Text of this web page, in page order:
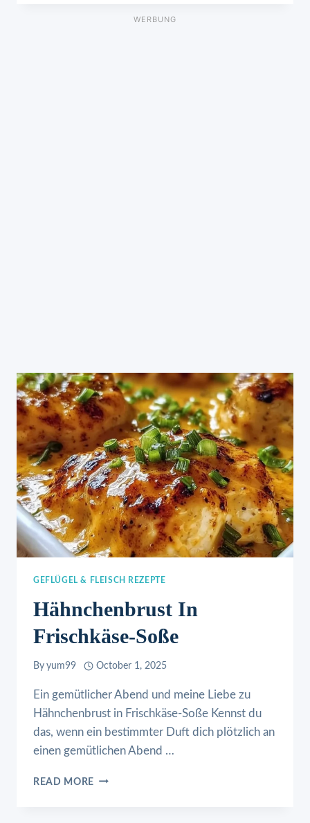
AUFLAUFWERBUNG
GEFLÜGEL & FLEISCH REZEPTE
Hähnchenbrust In
Frischkäse-Soße
By yum99 October 1, 2025
Ein gemütlicher Abend und meine Liebe zu
Hähnchenbrust in Frischkäse-Soße Kennst du
das, wenn ein bestimmter Duft dich plötzlich an
einen gemütlichen Abend …
READ MORE HÄHNCHENBRUST